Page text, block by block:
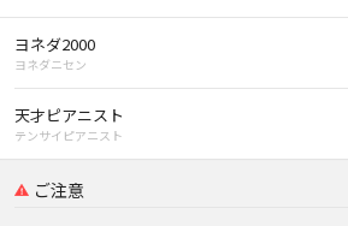
ヨネダ2000
ヨネダニセン
天才ピアニスト
テンサイピアニスト
ご注意